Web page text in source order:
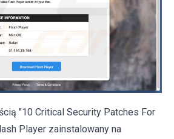
"10 Critical Security Patches For
Player zainstalowany na